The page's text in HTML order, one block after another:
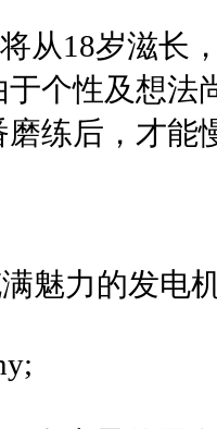
18岁滋长
个性及想法
练后，才能
魅力的发电